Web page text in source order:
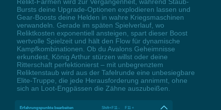
Bursts deine Upgrade-Optionen explodieren lassen und
Gear-Boosts deine Helden in wahre Kriegsmaschinen
verwandeln. Gerade im späten Spielverlauf, wo
Reliktkosten exponentiell ansteigen, spart dieser Boost
wertvolle Spielzeit und hält den Flow für dynamische
Kampfkombinationen. Ob du Avalons Geheimnisse
erkundest, König Arthur stürzen willst oder deine
Ritterschaft perfektionierst – mit unbegrenztem
Reliktenstaub wird aus der Tafelrunde eine unbesiegbare
Elite-Truppe, die jede Herausforderung annimmt, ohne
sich an Loot-Engpässen die Zähne auszubeißen.
Erfahrungspunkte bearbeiten Shift+F11 - F11 +